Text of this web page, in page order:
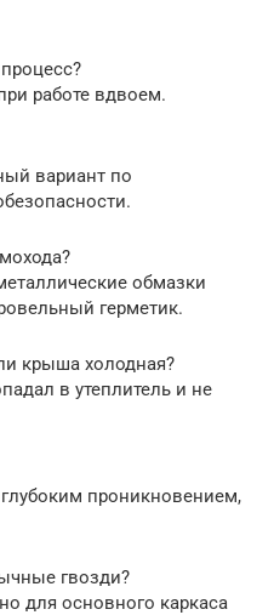
работе вдвоем.
вариант по
обмазки
герметик.
крыша холодная?
в утеплитель и не
проникновением,
гвозди?
для основного каркаса